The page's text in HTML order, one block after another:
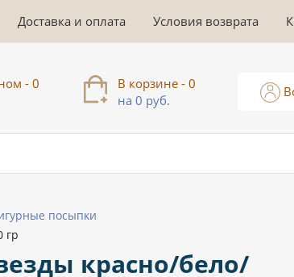
Доставка и оплата Условия возврата
- 0
В корзине - 0
на 0 руб.
посыпки
гр
красно/бело/